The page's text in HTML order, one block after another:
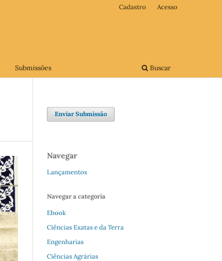
Submissões Buscar
Cadastro Acesso
Enviar Submissão
Navegar
Lançamentos
Navegar a categoria
Ebook
Ciências Exatas e da Terra
Engenharias
Ciências Agrárias